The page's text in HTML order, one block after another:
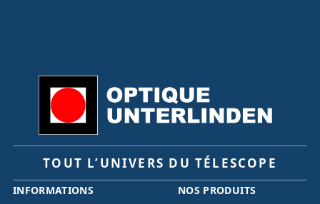
TOUT L’UNIVERS DU TÉLESCOPE
INFORMATIONS NOS PRODUITS